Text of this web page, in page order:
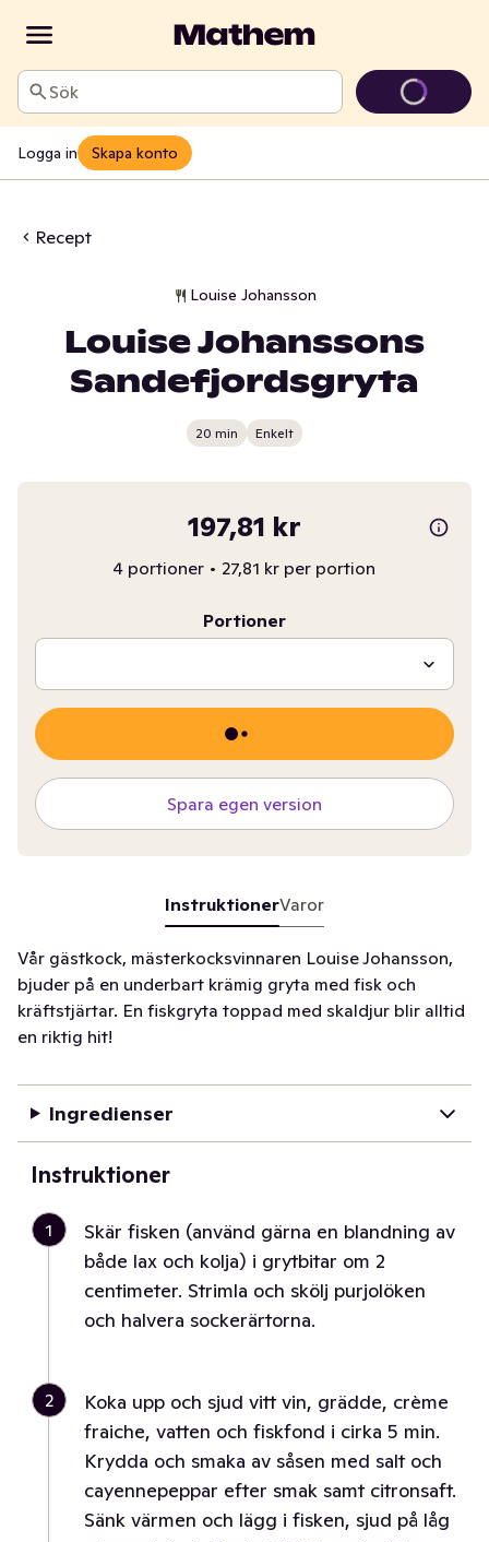
Sök
Logga in Skapa konto
Recept
Louise Johansson
Louise Johanssons
Sandefjordsgryta
20 min Enkelt
197,81 kr
4 portioner • 27,81 kr per portion
Portioner
Spara egen version
InstruktionerVaror
Vår gästkock, mästerkocksvinnaren Louise Johansson,
bjuder på en underbart krämig gryta med fisk och
kräftstjärtar. En fiskgryta toppad med skaldjur blir alltid
en riktig hit!
Ingredienser
Instruktioner
1
Skär fisken (använd gärna en blandning av
både lax och kolja) i grytbitar om 2
centimeter. Strimla och skölj purjolöken
och halvera sockerärtorna.
2
Koka upp och sjud vitt vin, grädde, crème
fraiche, vatten och fiskfond i cirka 5 min.
Krydda och smaka av såsen med salt och
cayennepeppar efter smak samt citronsaft.
Sänk värmen och lägg i fisken, sjud på låg